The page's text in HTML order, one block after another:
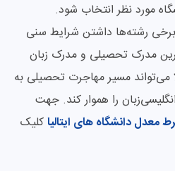
مورد نظر انتخاب شود.
برخی رشته‌ها داشتن شرایط سنی
مدرک تحصیلی و مدرک زبان
می‌تواند مسیر مهاجرت تحصیلی به
را هموار کند. جهت
معدل دانشگاه های ایتالیاکلیک